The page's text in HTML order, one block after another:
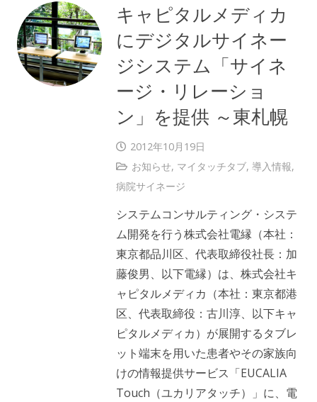
キャピタルメディカ
にデジタルサイネー
ジシステム「サイネ
ージ・リレーショ
ン」を提供 ～東札幌
2012年10月19日
お知らせ, マイタッチタブ, 導入情報,
病院サイネージ
システムコンサルティング・システ
ム開発を行う株式会社電縁（本社：
東京都品川区、代表取締役社長：加
藤俊男、以下電縁）は、株式会社キ
ャピタルメディカ（本社：東京都港
区、代表取締役：古川淳、以下キャ
ピタルメディカ）が展開するタブレ
ット端末を用いた患者やその家族向
けの情報提供サービス「EUCALIA
Touch（ユカリアタッチ）」に、電